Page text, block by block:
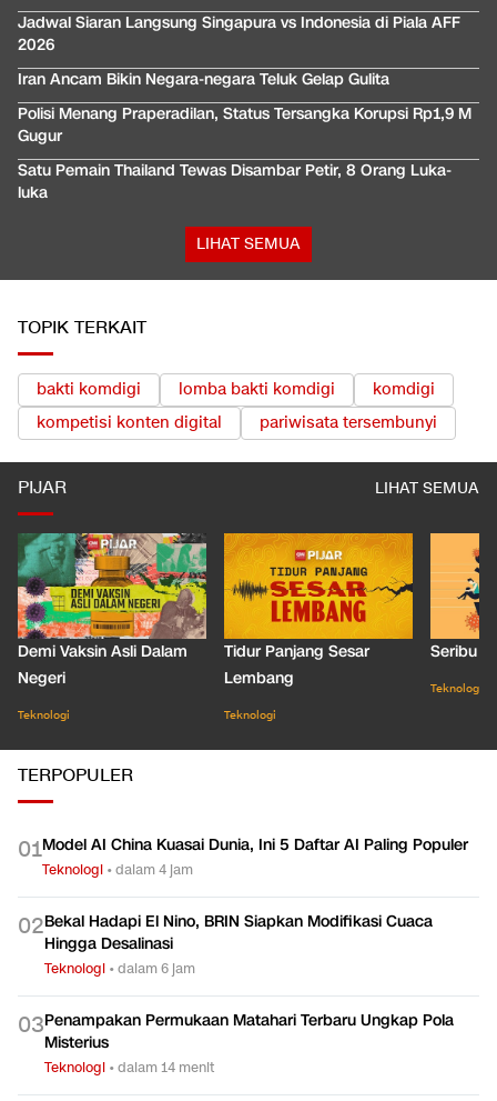
Jadwal Siaran Langsung Singapura vs Indonesia di Piala AFF
2026
Iran Ancam Bikin Negara-negara Teluk Gelap Gulita
Polisi Menang Praperadilan, Status Tersangka Korupsi Rp1,9 M
Gugur
Satu Pemain Thailand Tewas Disambar Petir, 8 Orang Luka-
luka
LIHAT SEMUA
TOPIK TERKAIT
bakti komdigi lomba bakti komdigi
komdigi
kompetisi konten digital
pariwisata tersembunyi
PIJAR LIHAT SEMUA
Demi Vaksin Asli Dalam
Negeri
Teknologi
Tidur Panjang Sesar
Lembang
Teknologi
Seribu
Teknologi
TERPOPULER
01Model AI China Kuasai Dunia, Ini 5 Daftar AI Paling Populer
Teknologi •dalam 4 jam
02Bekal Hadapi El Nino, BRIN Siapkan Modifikasi Cuaca
Hingga Desalinasi
Teknologi •dalam 6 jam
03Penampakan Permukaan Matahari Terbaru Ungkap Pola
Misterius
Teknologi •dalam 14 menit